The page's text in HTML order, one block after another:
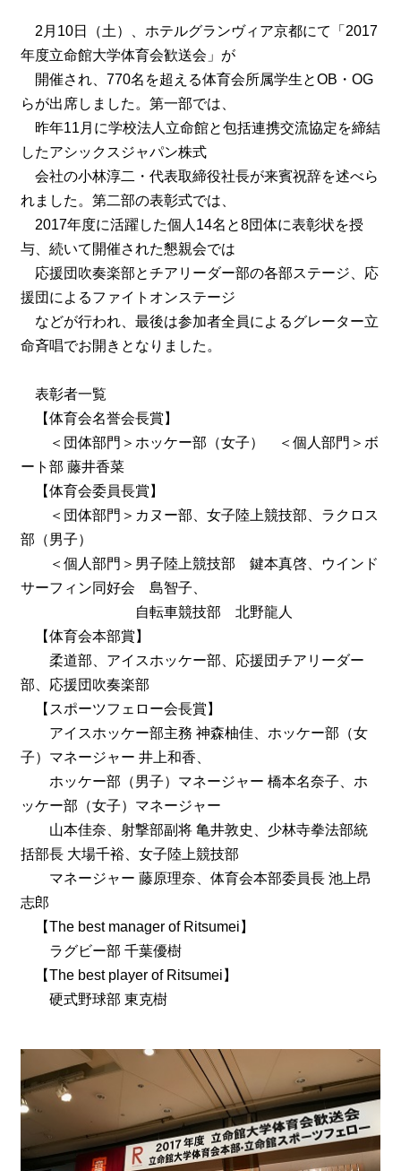
2月10日（土）、ホテルグランヴィア京都にて「2017
年度立命館大学体育会歓送会」が
開催され、770名を超える体育会所属学生とOB・OG
らが出席しました。第一部では、
昨年11月に学校法人立命館と包括連携交流協定を締結
したアシックスジャパン株式
会社の小林淳二・代表取締役社長が来賓祝辞を述べら
れました。第二部の表彰式では、
2017年度に活躍した個人14名と8団体に表彰状を授
与、続いて開催された懇親会では
応援団吹奏楽部とチアリーダー部の各部ステージ、応
援団によるファイトオンステージ
などが行われ、最後は参加者全員によるグレーター立
命斉唱でお開きとなりました。
表彰者一覧
【体育会名誉会長賞】
＜団体部門＞ホッケー部（女子） ＜個人部門＞ボ
ート部 藤井香菜
【体育会委員長賞】
＜団体部門＞カヌー部、女子陸上競技部、ラクロス
部（男子）
＜個人部門＞男子陸上競技部 鍵本真啓、ウインド
サーフィン同好会 島智子、
自転車競技部 北野龍人
【体育会本部賞】
柔道部、アイスホッケー部、応援団チアリーダー
部、応援団吹奏楽部
【スポーツフェロー会長賞】
アイスホッケー部主務 神森柚佳、ホッケー部（女
子）マネージャー 井上和香、
ホッケー部（男子）マネージャー 橋本名奈子、ホ
ッケー部（女子）マネージャー
山本佳奈、射撃部副将 亀井敦史、少林寺拳法部統
括部長 大場千裕、女子陸上競技部
マネージャー 藤原理奈、体育会本部委員長 池上昂
志郎
【The best manager of Ritsumei】
ラグビー部 千葉優樹
【The best player of Ritsumei】
硬式野球部 東克樹